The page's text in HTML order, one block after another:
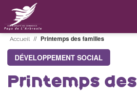
Accueil // Printemps des familles
DÉVELOPPEMENT SOCIAL
Printemps des